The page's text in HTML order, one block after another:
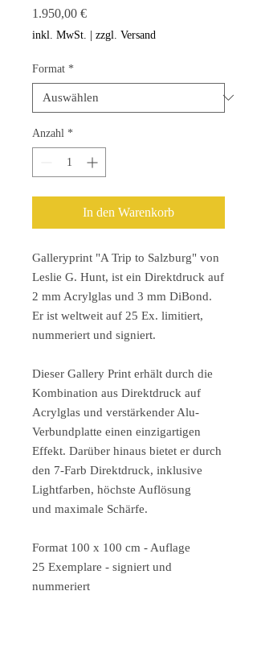
1.950,00 €Preis
inkl. MwSt. zzgl. Versand
Format *
Anzahl *
In den Warenkorb
Galleryprint "A Trip to Salzburg" von
Leslie G. Hunt, ist ein Direktdruck auf
2 mm Acrylglas und 3 mm DiBond.
Er ist weltweit auf 25 Ex. limitiert,
nummeriert und signiert.
Dieser Gallery Print erhält durch die
Kombination aus Direktdruck auf
Acrylglas und verstärkender Alu-
Verbundplatte einen einzigartigen
Effekt. Darüber hinaus bietet er durch
den 7-Farb Direktdruck, inklusive
Lightfarben, höchste Auflösung
und maximale Schärfe.
Format 100 x 100 cm - Auflage
25 Exemplare - signiert und
nummeriert